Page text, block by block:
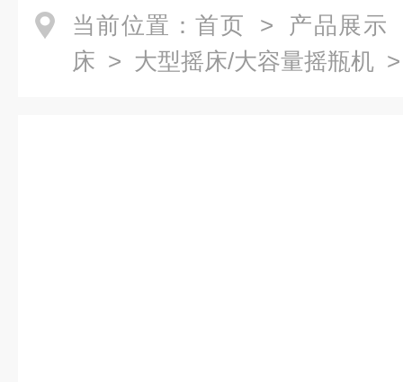
当前位置： 首页 > 产品展示
床 > 大型摇床/大容量摇瓶机